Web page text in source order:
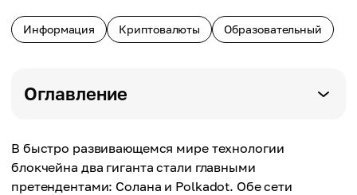
Информация Криптовалюты Образовательный
Оглавление
В быстро развивающемся мире технологии
блокчейна два гиганта стали главными
претендентами: Солана и Polkadot. Обе сети